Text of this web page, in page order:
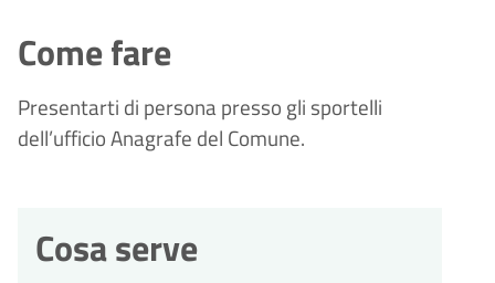
Come fare
Presentarti di persona presso gli sportelli
dell’ufficio Anagrafe del Comune.
Cosa serve